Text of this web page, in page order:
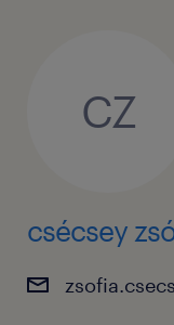
CZ
csécsey